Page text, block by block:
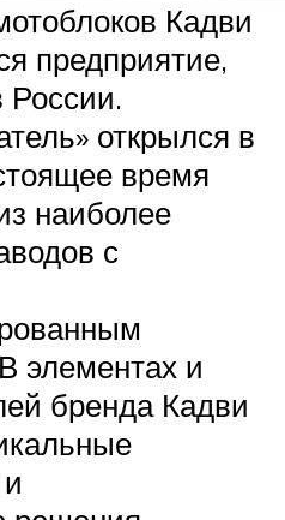
Кадви
предприятие,
России.
открылся в
время
наиболее
с
элементах и
бренда Кадви